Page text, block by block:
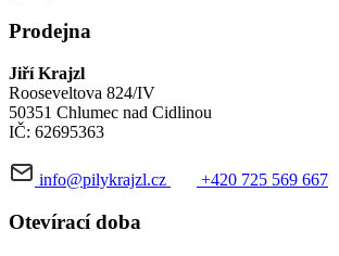
Prodejna
Jiří Krajzl
Rooseveltova 824/IV
50351 Chlumec nad Cidlinou
IČ: 62695363
info@pilykrajzl.cz +420 725 569 667
Otevírací doba